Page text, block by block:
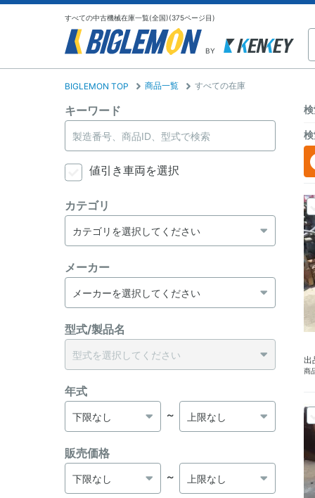
すべての中古機械在庫一覧(全国)(375ページ目)
BY
BIGLEMON TOP 商品一覧 すべての在庫
出
商
キーワード
値引き車両を選択
カテゴリ
メーカー
型式/製品名
年式
～
販売価格
～